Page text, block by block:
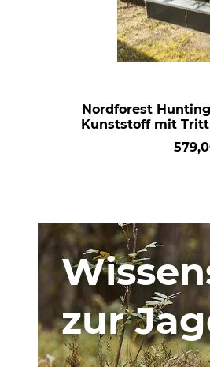
Nordforest
Kunststoff mit
zur